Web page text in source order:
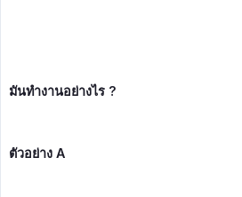
มันทำงานอย่างไร ?
ตัวอย่าง A